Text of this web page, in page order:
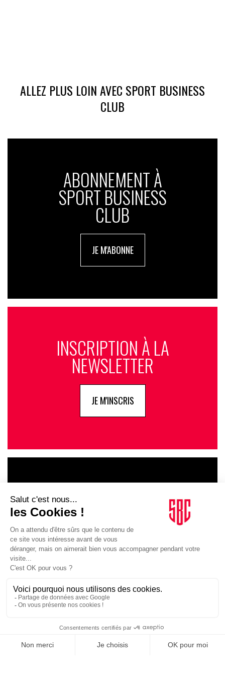
ALLEZ PLUS LOIN AVEC SPORT BUSINESS
CLUB
ABONNEMENT À
SPORT BUSINESS
CLUB
JE M'ABONNE
INSCRIPTION À LA
NEWSLETTER
JE M'INSCRIS
INFLUENCIA
JE DÉCOUVRE LE GROUPE
SUIVEZ-NOUS